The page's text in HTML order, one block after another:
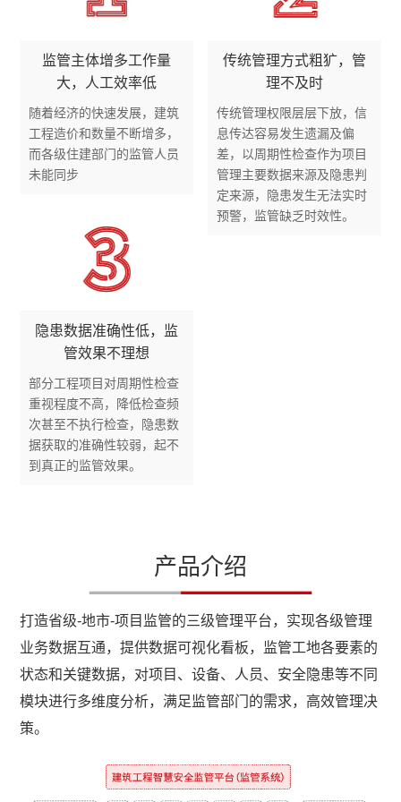
监管主体增多工作量
大，人工效率低
随着经济的快速发展，建筑
工程造价和数量不断增多，
而各级住建部门的监管人员
未能同步
传统管理方式粗犷，管
理不及时
传统管理权限层层下放，信
息传达容易发生遗漏及偏
差，以周期性检查作为项目
管理主要数据来源及隐患判
定来源，隐患发生无法实时
预警，监管缺乏时效性。
隐患数据准确性低，监
管效果不理想
部分工程项目对周期性检查
重视程度不高，降低检查频
次甚至不执行检查，隐患数
据获取的准确性较弱，起不
到真正的监管效果。
产品介绍
打造省级-地市-项目监管的三级管理平台，实现各级管理
业务数据互通，提供数据可视化看板，监管工地各要素的
状态和关键数据，对项目、设备、人员、安全隐患等不同
模块进行多维度分析，满足监管部门的需求，高效管理决
策。